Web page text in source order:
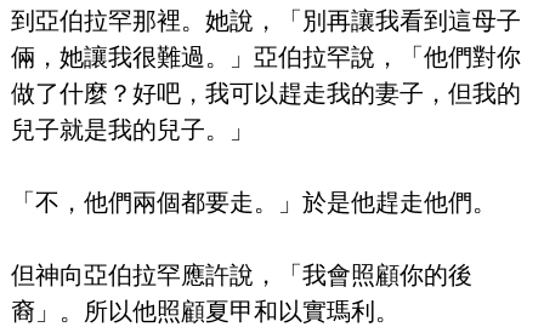
到亞伯拉罕那裡。她說，「別再讓我看到這母子
倆，她讓我很難過。」亞伯拉罕說，「他們對你
做了什麼？好吧，我可以趕走我的妻子，但我的
兒子就是我的兒子。」
「不，他們兩個都要走。」於是他趕走他們。
但神向亞伯拉罕應許說，「我會照顧你的後
裔」。所以他照顧夏甲和以實瑪利。